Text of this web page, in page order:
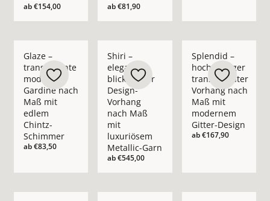
ab€154,00 ab€81,90
Glaze –
transparente
moderne
Gardine nach
Maß mit
edlem
Chintz-
Schimmer
ab€83,50
Shiri –
eleganter
blickdichter
Design-
Vorhang
nach Maß
mit
luxuriösem
Metallic-Garn
ab€545,00
Splendid –
hochwertiger
transparenter
Vorhang nach
Maß mit
modernem
Gitter-Design
ab€167,90